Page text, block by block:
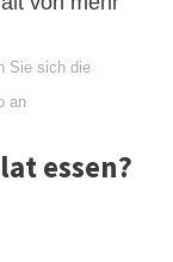
Sie sich die
an
essen?